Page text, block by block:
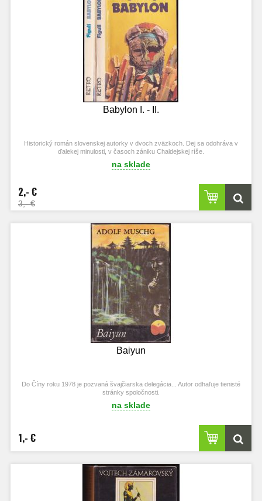
Babylon I. - II.
Historický román slovenskej autorky v dvoch zväzkoch. Dej sa odohráva v
ďalekej minulosti, v časoch zániku Chaldejskej ríše.
na sklade
2,- €
3,- €
Baiyun
Do Číny roku 1978 je pozvaná švajčiarska delegácia... Autor odhaľuje tienisté
stránky spoločnosti.
na sklade
1,- €